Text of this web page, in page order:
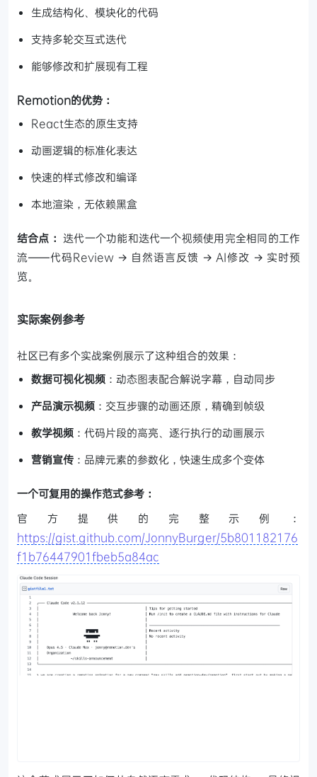
生成结构化、模块化的代码
支持多轮交互式迭代
能够修改和扩展现有工程
Remotion的优势：
React生态的原生支持
动画逻辑的标准化表达
快速的样式修改和编译
本地渲染，无依赖黑盒
结合点： 迭代一个功能和迭代一个视频使用完全相同的工作
流——代码Review → 自然语言反馈 → AI修改 → 实时预
览。
实际案例参考
社区已有多个实战案例展示了这种组合的效果：
数据可视化视频 ：动态图表配合解说字幕，自动同步
产品演示视频 ：交互步骤的动画还原，精确到帧级
教学视频 ：代码片段的高亮、逐行执行的动画展示
营销宣传 ：品牌元素的参数化，快速生成多个变体
一个可复用的操作范式参考：
官方提供的完整示例：
https://gist.github.com/JonnyBurger/5b801182176
f1b76447901fbeb5a84ac